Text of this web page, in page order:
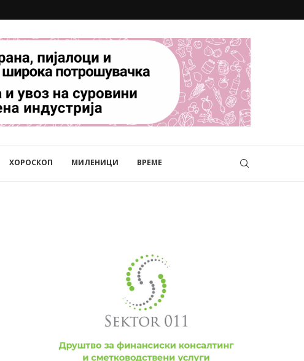
ХОРОСКОП МИЛЕНИЦИ ВРЕМЕ